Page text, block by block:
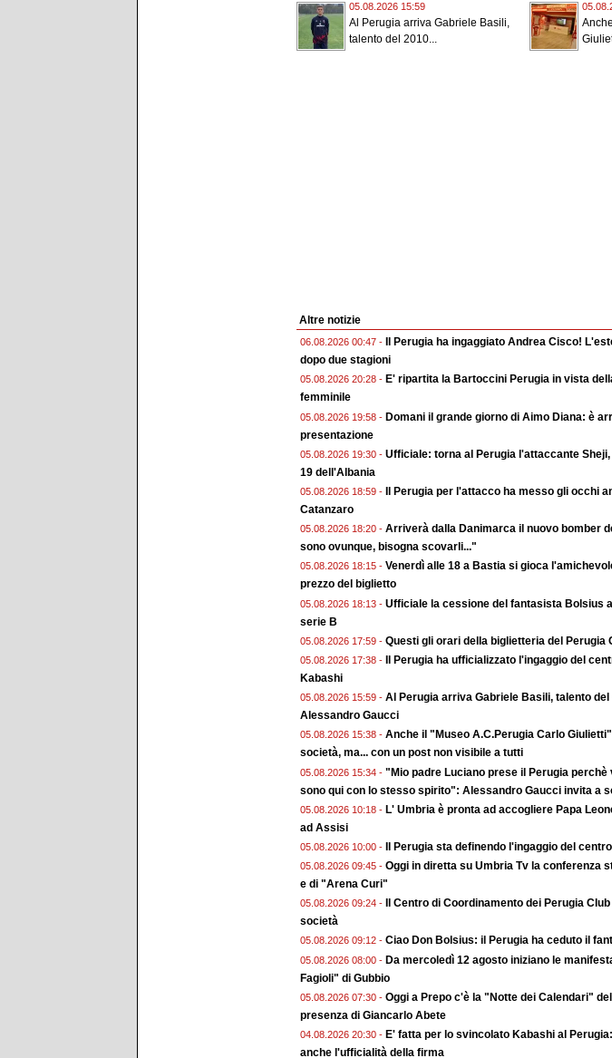
05.08.2026 15:59
Al Perugia arriva Gabriele Basili,
talento del 2010...
Altre notizie
06.08.2026 00:47 -
Il Perugia ha ingaggiato Andrea Cisco!
dopo due stagioni
05.08.2026 20:28 - E' ripartita la Bartoccini Perugia in vista
femminile
05.08.2026 19:58 - Domani il grande giorno di Aimo Diana: è
presentazione
05.08.2026 19:30 - Ufficiale: torna al Perugia l'attaccante
19 dell'Albania
05.08.2026 18:59 -
Il Perugia per l'attacco ha messo gli occhi
Catanzaro
05.08.2026 18:20 - Arriverà dalla Danimarca il nuovo bomber
sono ovunque, bisogna scovarli..."
05.08.2026 18:15 - Venerdì alle 18 a Bastia si gioca
prezzo del biglietto
05.08.2026 18:13 - Ufficiale la cessione del fantasista Bolsius
serie B
05.08.2026 17:59 - Questi gli orari della biglietteria del Perugia
05.08.2026 17:38 -
Il Perugia ha ufficializzato l'ingaggio del
Kabashi
05.08.2026 15:59 - Al Perugia arriva Gabriele Basili, talento
Alessandro Gaucci
05.08.2026 15:38 - Anche il "Museo A.C.Perugia Carlo
società, ma... con un post non visibile a tutti
05.08.2026 15:34 - "Mio padre Luciano prese il Perugia
sono qui con lo stesso spirito": Alessandro Gaucci invita a
05.08.2026 10:18 - L' Umbria è pronta ad accogliere Papa
ad Assisi
05.08.2026 10:00 - Il Perugia sta definendo l'ingaggio del
05.08.2026 09:45 - Oggi in diretta su Umbria Tv la conferenza
e di "Arena Curi"
05.08.2026 09:24 -
Il Centro di Coordinamento dei Perugia
società
05.08.2026 09:12 - Ciao Don Bolsius: il Perugia ha ceduto il
05.08.2026 08:00 - Da mercoledì 12 agosto iniziano le
Fagioli" di Gubbio
05.08.2026 07:30 - Oggi a Prepo c'è la "Notte dei Calendari"
presenza di Giancarlo Abete
04.08.2026 20:30 - E' fatta per lo svincolato Kabashi al
anche l'ufficialità della firma